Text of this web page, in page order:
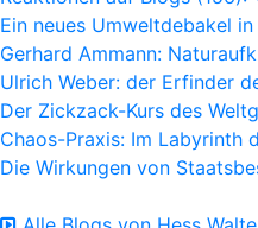
Ein neues Umweltdebakel
Gerhard Ammann:
Ulrich Weber: der Erfinder
Der Zickzack-Kurs des
Chaos-Praxis: Im Labyrinth
Die Wirkungen von